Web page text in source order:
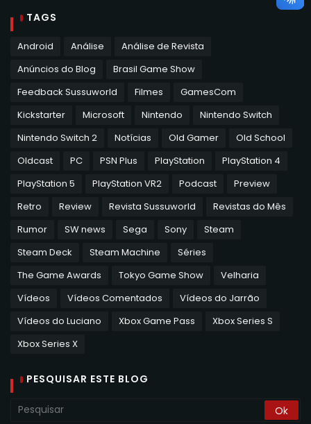
TAGS
Android Análise
Análise de Revista
Anúncios do Blog
Brasil Game Show
Feedback Sussuworld
Filmes
GamesCom
Kickstarter
Microsoft Nintendo
Nintendo Switch
Nintendo Switch 2
Notícias Old Gamer
Old School
Oldcast
PC PSN Plus PlayStation
PlayStation 4
PlayStation 5
PlayStation VR2 Podcast
Preview
Retro
Review Revista Sussuworld
Revistas do Mês
Rumor
SW news Sega Sony
Steam
Steam Deck
Steam Machine
Séries
The Game Awards
Tokyo Game Show
Velharia
Vídeos
Vídeos Comentados
Vídeos do Jarrão
Vídeos do Luciano
Xbox Game Pass
Xbox Series S
Xbox Series X
PESQUISAR ESTE BLOG